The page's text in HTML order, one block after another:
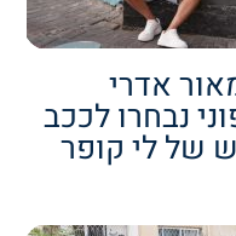
אדרי
נבחרו לככב
של לי קופר